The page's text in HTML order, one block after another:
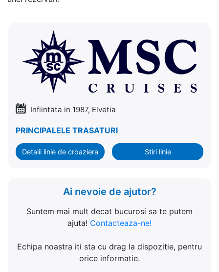
Infiintata in 1987, Elvetia
PRINCIPALELE TRASATURI
Detalii linie de croaziera Stiri linie
Ai nevoie de ajutor?
Suntem mai mult decat bucurosi sa te putem
ajuta! Contacteaza-ne!
Echipa noastra iti sta cu drag la dispozitie, pentru
orice informatie.